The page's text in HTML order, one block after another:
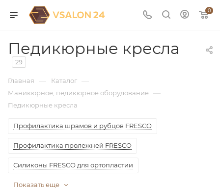
0
Педикюрные кресла
29
Главная — Каталог —
Маникюрное, педикюрное оборудование —
Педикюрные кресла
Профилактика шрамов и рубцов FRESCO
Профилактика пролежней FRESCO
Силиконы FRESCO для ортопластии
Показать еще